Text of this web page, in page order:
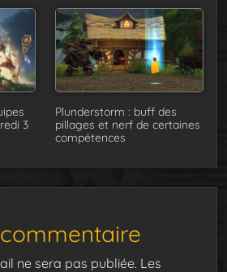
3
Plunderstorm : buff des
pillages et nerf de certaines
compétences
ne sera pas publiée. Les